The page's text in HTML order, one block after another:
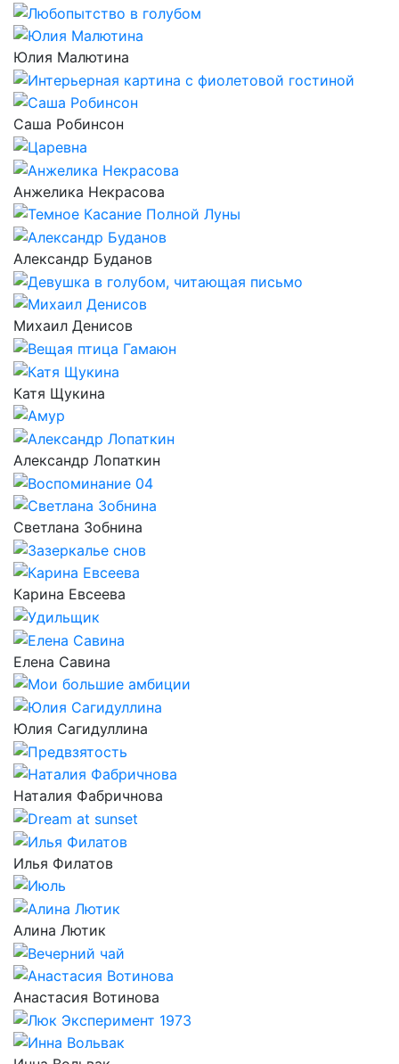
Юлия Малютина
Саша Робинсон
Анжелика Некрасова
Александр Буданов
Михаил Денисов
Катя Щукина
Александр Лопаткин
Светлана Зобнина
Карина Евсеева
Елена Савина
Юлия Сагидуллина
Наталия Фабричнова
Илья Филатов
Алина Лютик
Анастасия Вотинова